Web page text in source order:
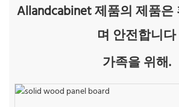
Allandcabinet 제품의 제품은
며 안전합니다
가족을 위해.